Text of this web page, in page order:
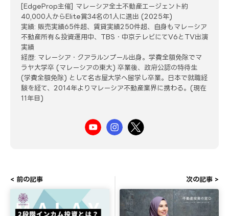
[EdgeProp主催] マレーシア全土不動産エージェント約
40,000人からElite賞34名の1人に選出 (2025年)
実績: 販売実績65件超、賃貸実績250件超、自身もマレーシア
不動産所有＆投資運用中、TBS・中京テレビにてV6とTV出演
実績
経歴: マレーシア・クアラルンプール出身。学費全額免除でマ
ラヤ大学卒 (マレーシアの東大) 卒業後、政府公認の特待生
(学費全額免除) として名古屋大学へ留学し卒業。日本で就職経
験を経て、2014年よりマレーシア不動産業界に携わる。(現在
11年目)
< 前の記事 次の記事 >